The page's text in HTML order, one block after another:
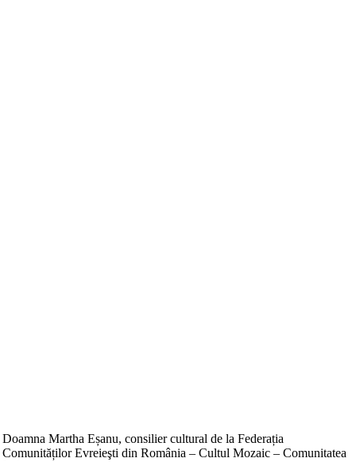
Doamna Martha Eșanu, consilier cultural de la Federația
Comunităților Evreieşti din România – Cultul Mozaic – Comunitatea